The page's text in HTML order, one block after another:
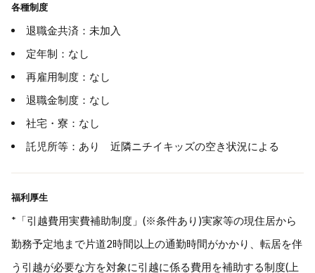
各種制度
退職金共済：未加入
定年制：なし
再雇用制度：なし
退職金制度：なし
社宅・寮：なし
託児所等：あり 近隣ニチイキッズの空き状況による
福利厚生
*「引越費用実費補助制度」(※条件あり)実家等の現住居から
勤務予定地まで片道2時間以上の通勤時間がかかり、転居を伴
う引越が必要な方を対象に引越に係る費用を補助する制度(上